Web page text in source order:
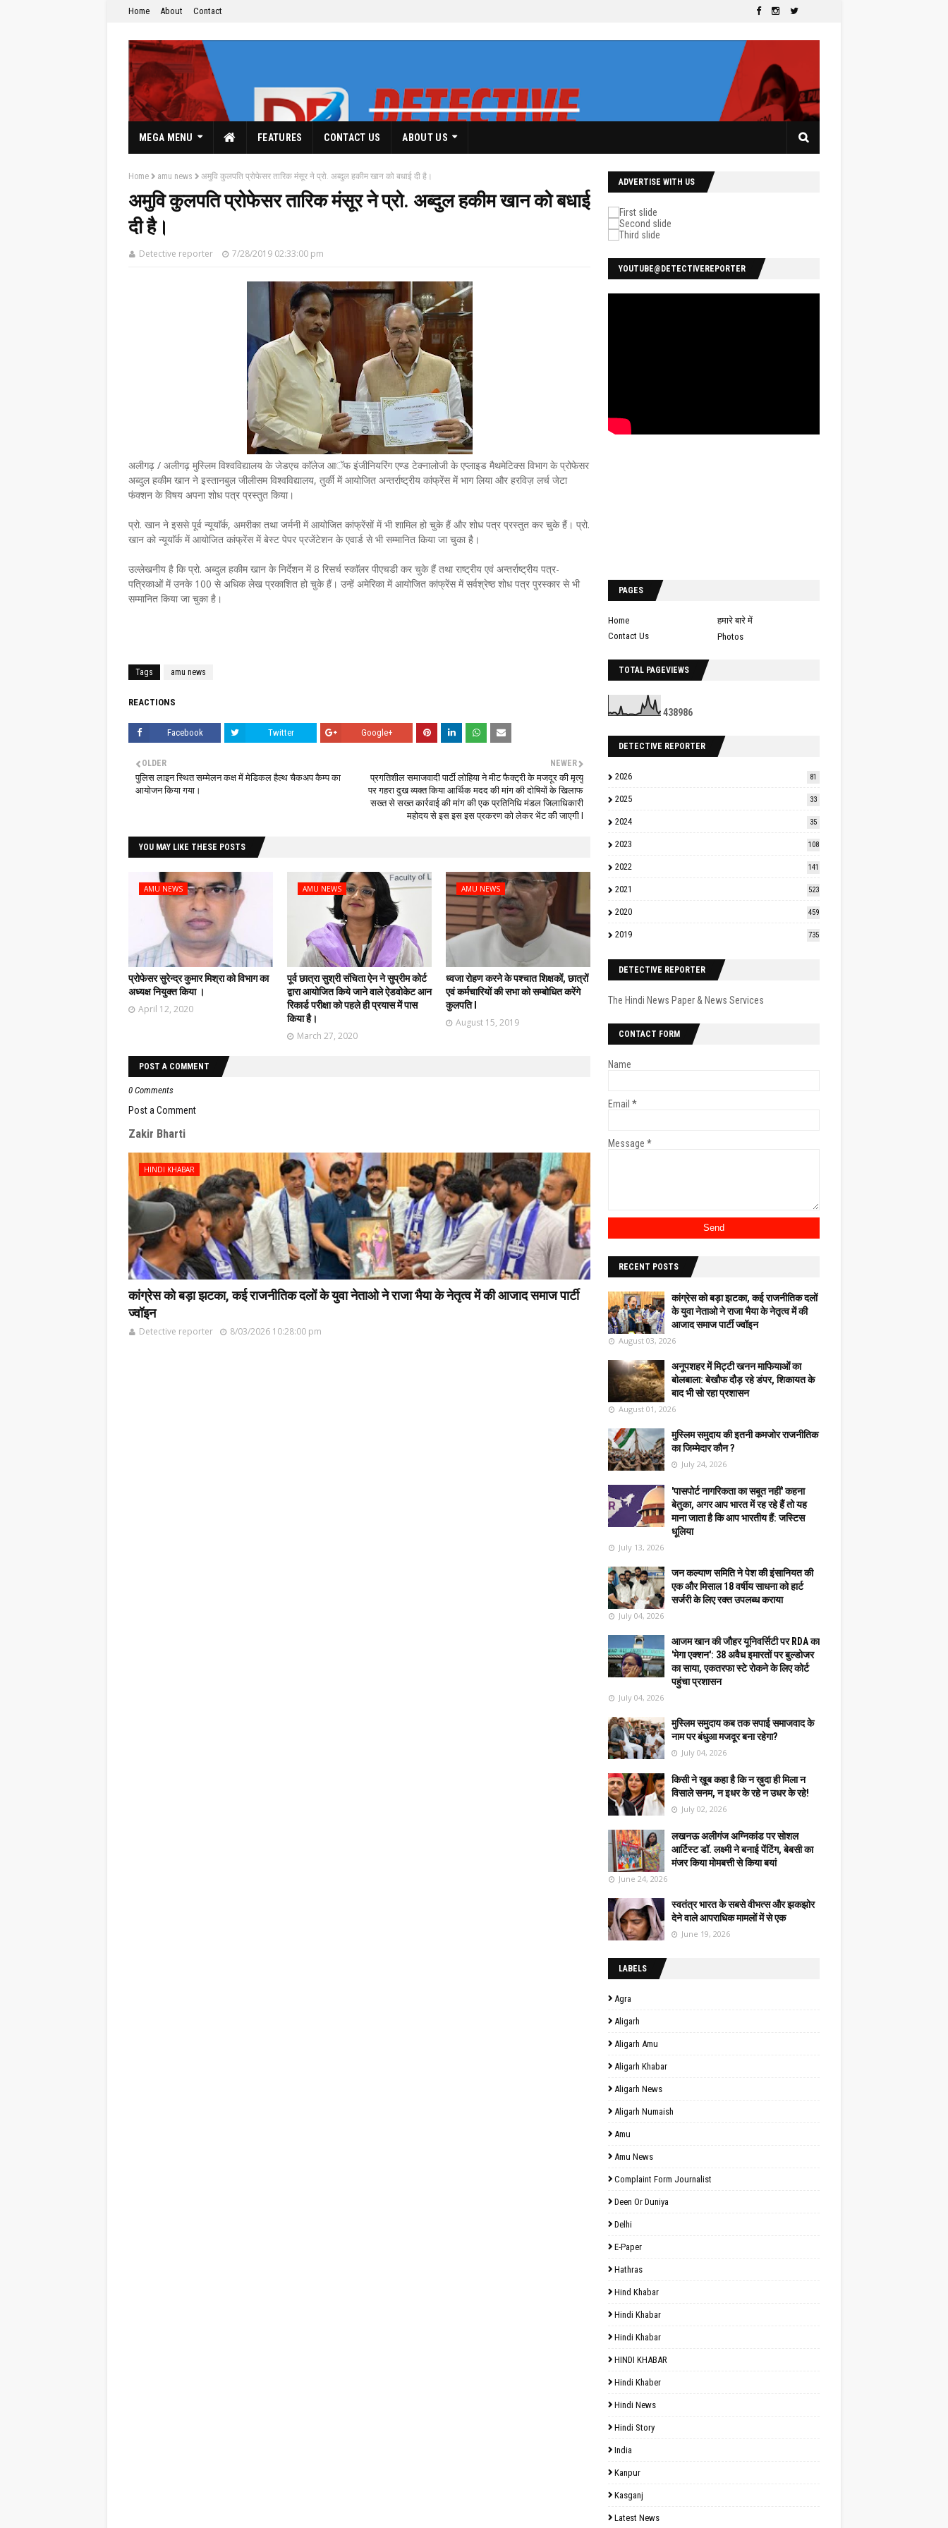
Home About Contact
MEGA MENU FEATURES CONTACT US ABOUT US
Home amu news अमुवि कुलपति प्रोफेसर तारिक मंसूर ने प्रो. अब्दुल हकीम खान को बधाई दी है।
अमुवि कुलपति प्रोफेसर तारिक मंसूर ने प्रो. अब्दुल हकीम खान को बधाई
दी है।
Detective reporter 7/28/2019 02:33:00 pm
अलीगढ़ / अलीगढ़ मुस्लिम विश्वविद्यालय के जेडएच काॅलेज आॅफ इंजीनियरिंग एण्ड टेक्नालोजी के एप्लाइड मैथमेटिक्स विभाग के प्रोफेसर
अब्दुल हकीम खान ने इस्तानबुल जीलीसम विश्वविद्यालय, तुर्की में आयोजित अन्तर्राष्ट्रीय कांफ्रेंस में भाग लिया और हरविज़ लर्च जेटा
फंक्शन के विषय अपना शोध पत्र प्रस्तुत किया।
प्रो. खान ने इससे पूर्व न्यूयाॅर्क, अमरीका तथा जर्मनी में आयोजित कांफ्रेंसों में भी शामिल हो चुके हैं और शोध पत्र प्रस्तुत कर चुके हैं। प्रो.
खान को न्यूयाॅर्क में आयोजित कांफ्रेंस में बेस्ट पेपर प्रजेंटेशन के एवार्ड से भी सम्मानित किया जा चुका है।
उल्लेखनीय है कि प्रो. अब्दुल हकीम खान के निर्देशन में 8 रिसर्च स्काॅलर पीएचडी कर चुके हैं तथा राष्ट्रीय एवं अन्तर्राष्ट्रीय पत्र-
पत्रिकाओं में उनके 100 से अधिक लेख प्रकाशित हो चुके हैं। उन्हें अमेरिका में आयोजित कांफ्रेंस में सर्वश्रेष्ठ शोध पत्र पुरस्कार से भी
सम्मानित किया जा चुका है।
Tags amu news
REACTIONS
Facebook Twitter Google+
NEWER
प्रगतिशील समाजवादी पार्टी लोहिया ने मीट फैक्ट्री के मजदूर की मृत्यु
पर गहरा दुख व्यक्त किया आर्थिक मदद की मांग की दोषियों के खिलाफ
सख्त से सख्त कार्रवाई की मांग की एक प्रतिनिधि मंडल जिलाधिकारी
महोदय से इस इस इस प्रकरण को लेकर भेंट की जाएगी l
OLDER
पुलिस लाइन स्थित सम्मेलन कक्ष में मेडिकल हैल्थ चैकअप कैम्प का
आयोजन किया गया।
YOU MAY LIKE THESE POSTS
AMU NEWS
प्रोफेसर सुरेन्द्र कुमार मिश्रा को विभाग का
अध्यक्ष नियुक्त किया ।
April 12, 2020
AMU NEWS
पूर्व छात्रा सुश्री संचिता ऐन ने सुप्रीम कोर्ट
द्वारा आयोजित किये जाने वाले ऐडवोकेट आन
रिकार्ड परीक्षा को पहले ही प्रयास में पास
किया है।
March 27, 2020
AMU NEWS
ध्वजा रोहण करने के पश्चात शिक्षकों, छात्रों
एवं कर्मचारियों की सभा को सम्बोधित करेंगे
कुलपति l
August 15, 2019
POST A COMMENT
0 Comments
Post a Comment
Zakir Bharti
HINDI KHABAR
कांग्रेस को बड़ा झटका, कई राजनीतिक दलों के युवा नेताओ ने राजा भैया के नेतृत्व में की आजाद समाज पार्टी
ज्वॉइन
Detective reporter 8/03/2026 10:28:00 pm
ADVERTISE WITH US
YOUTUBE@DETECTIVEREPORTER
PAGES
Home
हमारे बारे में
Contact Us
Photos
TOTAL PAGEVIEWS
438986
DETECTIVE REPORTER
2026 81
2025 33
2024 35
2023 108
2022 141
2021 523
2020 459
2019 735
DETECTIVE REPORTER
The Hindi News Paper & News Services
CONTACT FORM
Name
Email *
Message *
RECENT POSTS
कांग्रेस को बड़ा झटका, कई राजनीतिक दलों
के युवा नेताओ ने राजा भैया के नेतृत्व में की
आजाद समाज पार्टी ज्वॉइन
August 03, 2026
अनूपशहर में मिट्टी खनन माफियाओं का
बोलबाला: बेखौफ दौड़ रहे डंपर, शिकायत के
बाद भी सो रहा प्रशासन
August 01, 2026
मुस्लिम समुदाय की इतनी कमजोर राजनीतिक
का जिम्मेदार कौन ?
July 24, 2026
'पासपोर्ट नागरिकता का सबूत नहीं' कहना
बेतुका, अगर आप भारत में रह रहे हैं तो यह
माना जाता है कि आप भारतीय हैं: जस्टिस
धूलिया
July 13, 2026
जन कल्याण समिति ने पेश की इंसानियत की
एक और मिसाल 18 वर्षीय साधना को हार्ट
सर्जरी के लिए रक्त उपलब्ध कराया
July 04, 2026
आजम खान की जौहर यूनिवर्सिटी पर RDA का
'मेगा एक्शन': 38 अवैध इमारतों पर बुल्डोजर
का साया, एकतरफा स्टे रोकने के लिए कोर्ट
पहुंचा प्रशासन
July 04, 2026
मुस्लिम समुदाय कब तक सपाई समाजवाद के
नाम पर बंधुआ मजदूर बना रहेगा?
July 04, 2026
किसी ने ख़ूब कहा है कि न ख़ुदा ही मिला न
विसाले सनम, न इधर के रहे न उधर के रहे!
July 02, 2026
लखनऊ अलीगंज अग्निकांड पर सोशल
आर्टिस्ट डॉ. लक्ष्मी ने बनाई पेंटिंग, बेबसी का
मंजर किया मोमबत्ती से किया बयां
June 24, 2026
स्वतंत्र भारत के सबसे वीभत्स और झकझोर
देने वाले आपराधिक मामलों में से एक
June 19, 2026
LABELS
Agra
Aligarh
Aligarh Amu
Aligarh Khabar
Aligarh News
Aligarh Numaish
Amu
Amu News
Complaint Form Journalist
Deen Or Duniya
Delhi
E-Paper
Hathras
Hind Khabar
Hindi Khabar
Hindi Khabar
HINDI KHABAR
Hindi Khaber
Hindi News
Hindi Story
India
Kanpur
Kasganj
Latest News